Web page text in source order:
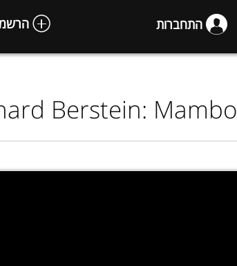
התחברות
Berstein: Mambo